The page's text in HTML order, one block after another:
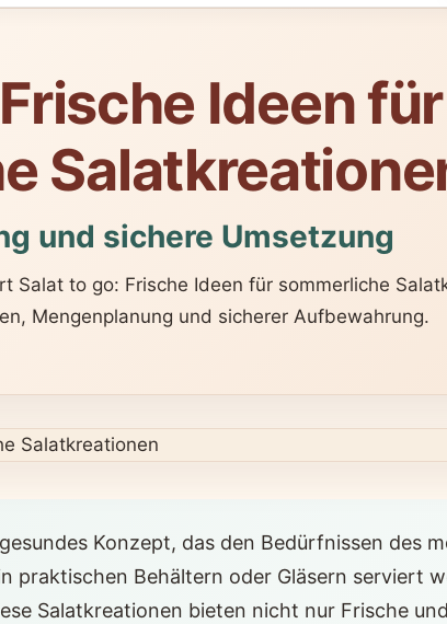
Ideen für
und sichere Umsetzung
Salat to go: Frische Ideen für sommerliche
Mengenplanung und sicherer Aufbewahrung.
Konzept, das den Bedürfnissen des
praktischen Behältern oder Gläsern serviert
Salatkreationen bieten nicht nur Frische